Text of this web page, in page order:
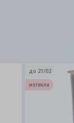
до 21/02
изтекла